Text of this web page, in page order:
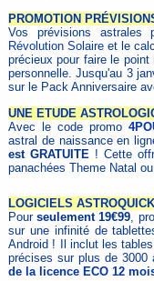
PROMOTION
Vos prévisions astrales
Révolution Solaire et le
précieux pour faire le
personnelle. Jusqu'au 3
sur le Pack Anniversaire
UNE ETUDE
Avec le code promo
astral de naissance en
est GRATUITE ! Cette
panachées Theme Natal
LOGICIELS
Pourseulement 19€99,
sur une infinité de
Android ! Il inclut les
précises sur plus de
de la licence ECO 12